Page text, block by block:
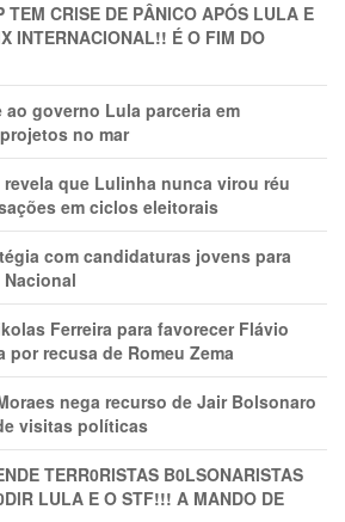
TEM CRlSE DE PÂNlCO APÓS LULA E
INTERNACIONAL!! É O FIM DO
ao governo Lula parceria em
no mar
que Lulinha nunca virou réu
em ciclos eleitorais
com candidaturas jovens para
Ferreira para favorecer Flávio
recusa de Romeu Zema
nega recurso de Jair Bolsonaro
visitas políticas
TERR0RlSTAS B0LSONARlSTAS
LULA E O STF!!! A MANDO DE